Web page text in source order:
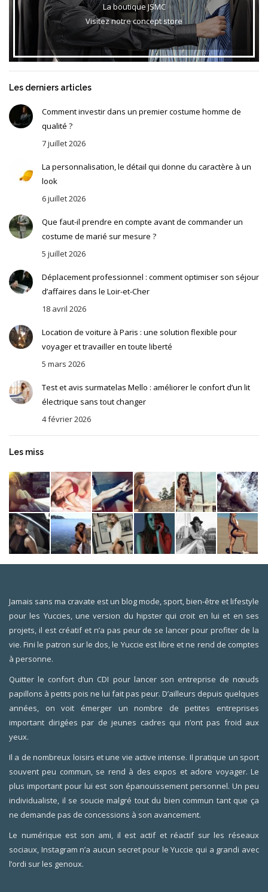
La boutique JSMC
Visitez notre concept store
Les derniers articles
Comment investir dans un premier costume homme de
qualité ?
7 juillet 2026
La personnalisation, le détail qui donne du caractère à un
look
6 juillet 2026
Que faut-il prendre en compte avant de commander un
costume de marié sur mesure ?
5 juillet 2026
Déplacement professionnel : comment optimiser son séjour
d’affaires dans le Loir-et-Cher
18 avril 2026
Location de voiture à Paris : une solution flexible pour
voyager et travailler en toute liberté
5 mars 2026
Test et avis surmatelas Mello : améliorer le confort d’un lit
électrique sans tout changer
4 février 2026
Les miss
Jamais sans ma cravate est un blog mode, sport, bien-être et lifestyle
pour les Yuccies, une version du hipster qui croit en lui et en ses
projets, il est créatif et n’a pas peur de se lancer pour profiter de la
vie. Fini le patron sur le dos, le Yuccie est libre et ne rend de comptes
à personne.
Quitter le confort d’un CDI pour lancer son entreprise de nœuds
papillons à petits pois ne lui fait pas peur. D’ailleurs depuis quelques
années, on voit émerger un nombre de petites entreprises
important dirigées par de jeunes cadres qui n’ont pas froid aux
yeux.
Il a de nombreux loisirs et une vie active intense. Il pratique un sport
souvent peu commun, se rend à des expos et adore voyager. Le
plus important pour lui est son épanouissement personnel. Un peu
individualiste, il se soucie malgré tout du bien commun tant que ça
ne demande pas de concessions à son avancement.
Le numérique est son ami, il est actif et réactif sur les réseaux
sociaux, Instagram n’a aucun secret pour le Yuccie qui a grandi avec
l’ordi sur les genoux.